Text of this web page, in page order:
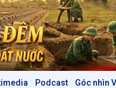
Podcast Góc nhìn